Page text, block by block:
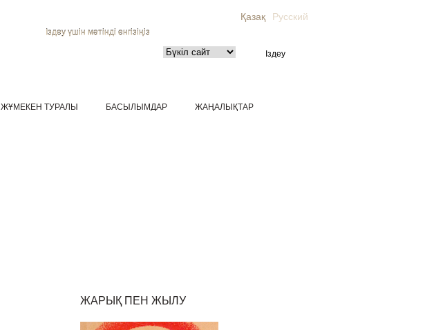
Қазақ Русский
Іздеу үшін мәтінді енгізіңіз
ЖҰМЕКЕН ТУРАЛЫ БАСЫЛЫМДАР ЖАҢАЛЫҚТАР
ЖАРЫҚ ПЕН ЖЫЛУ